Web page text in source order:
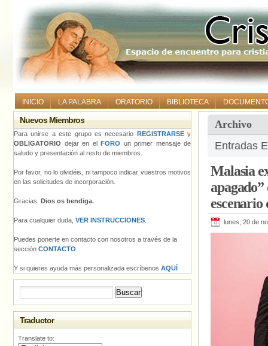
INICIO LA PALABRA ORATORIO BIBLIOTECA
Archivo
Entradas
Malasia
apagado”
escenario
lunes, 20 de
Nuevos Miembros
Para unirse a este grupo es necesario REGISTRARSEy
OBLIGATORIO dejar en el FORO un primer mensaje de
saludo y presentación al resto de miembros.
Por favor, no lo olvidéis, ni tampoco indicar vuestros motivos
en las solicitudes de incorporación.
Gracias. Dios os bendiga.
Para cualquier duda, VER INSTRUCCIONES
Puedes ponerte en contacto con nosotros a través de la
sección CONTACTO
Y si quieres ayuda más personalizada escríbenos AQUÍ
Traductor
Translate to: